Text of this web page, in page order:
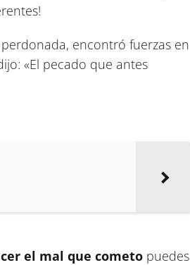
encontró fuerzas en
«El pecado que antes
el mal que cometo puedes